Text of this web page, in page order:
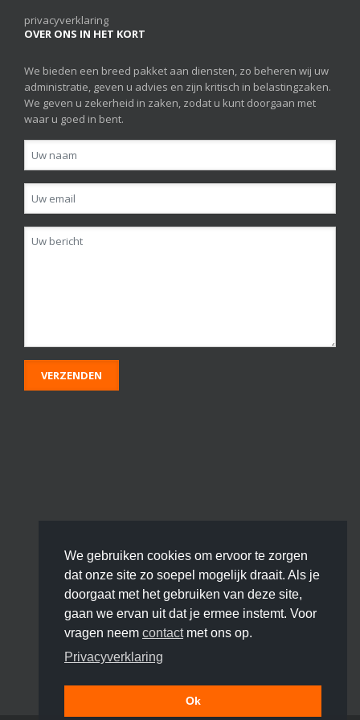
privacyverklaring
OVER ONS IN HET KORT
We bieden een breed pakket aan diensten, zo beheren wij uw
administratie, geven u advies en zijn kritisch in belastingzaken.
We geven u zekerheid in zaken, zodat u kunt doorgaan met
waar u goed in bent.
We gebruiken cookies om ervoor te zorgen
dat onze site zo soepel mogelijk draait. Als je
doorgaat met het gebruiken van deze site,
gaan we ervan uit dat je ermee instemt. Voor
vragen neem contactmet ons op.
Privacyverklaring
Ok